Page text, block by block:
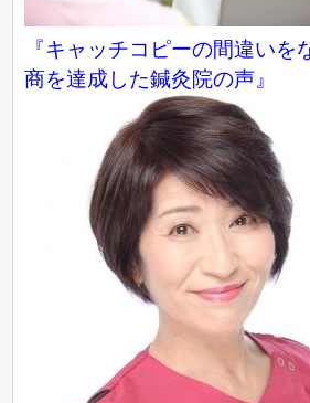
『キャッチコピーの間違いを
商を達成した鍼灸院の声』